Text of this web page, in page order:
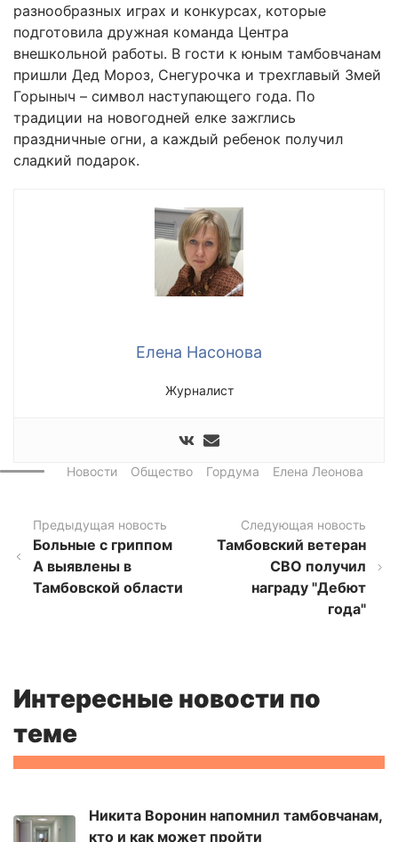
разнообразных играх и конкурсах, которые
подготовила дружная команда Центра
внешкольной работы. В гости к юным тамбовчанам
пришли Дед Мороз, Снегурочка и трехглавый Змей
Горыныч – символ наступающего года. По
традиции на новогодней елке зажглись
праздничные огни, а каждый ребенок получил
сладкий подарок.
Елена Насонова
Журналист
Новости Общество Гордума Елена Леонова
Предыдущая новость
Больные с гриппом
А выявлены в
Тамбовской области
Следующая новость
Тамбовский ветеран
СВО получил
награду "Дебют
года"
Интересные новости по
теме
Никита Воронин напомнил тамбовчанам,
кто и как может пройти